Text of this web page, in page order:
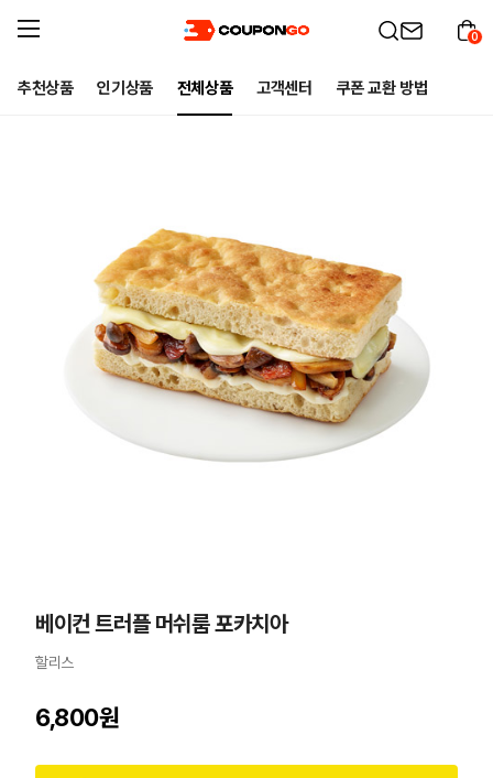
추천상품 인기상품 전체상품 고객센터 쿠폰 교환 방법
0
베이컨 트러플 머쉬룸 포카치아
할리스
6,800원